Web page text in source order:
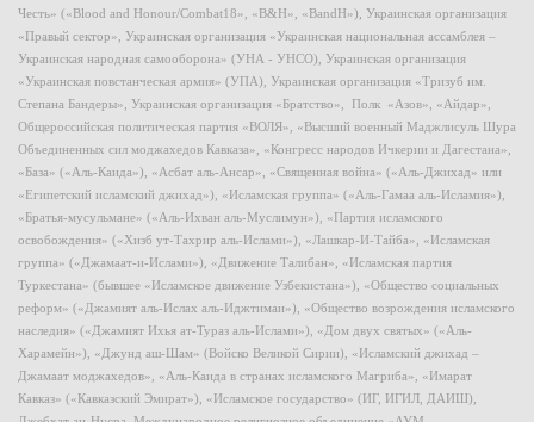
Честь» («Blood and Honour/Combat18», «B&H», «BandH»), Украинская организация
«Правый сектор», Украинская организация «Украинская национальная ассамблея –
Украинская народная самооборона» (УНА - УНСО), Украинская организация
«Украинская повстанческая армия» (УПА), Украинская организация «Тризуб им.
Степана Бандеры», Украинская организация «Братство», Полк «Азов», «Айдар»,
Общероссийская политическая партия «ВОЛЯ», «Высший военный Маджлисуль Шура
Объединенных сил моджахедов Кавказа», «Конгресс народов Ичкерии и Дагестана»,
«База» («Аль-Каида»), «Асбат аль-Ансар», «Священная война» («Аль-Джихад» или
«Египетский исламский джихад»), «Исламская группа» («Аль-Гамаа аль-Исламия»),
«Братья-мусульмане» («Аль-Ихван аль-Муслимун»), «Партия исламского
освобождения» («Хизб ут-Тахрир аль-Ислами»), «Лашкар-И-Тайба», «Исламская
группа» («Джамаат-и-Ислами»), «Движение Талибан», «Исламская партия
Туркестана» (бывшее «Исламское движение Узбекистана»), «Общество социальных
реформ» («Джамият аль-Ислах аль-Иджтимаи»), «Общество возрождения исламского
наследия» («Джамият Ихья ат-Тураз аль-Ислами»), «Дом двух святых» («Аль-
Харамейн»), «Джунд аш-Шам» (Войско Великой Сирии), «Исламский джихад –
Джамаат моджахедов», «Аль-Каида в странах исламского Магриба», «Имарат
Кавказ» («Кавказский Эмират»), «Исламское государство» (ИГ, ИГИЛ, ДАИШ),